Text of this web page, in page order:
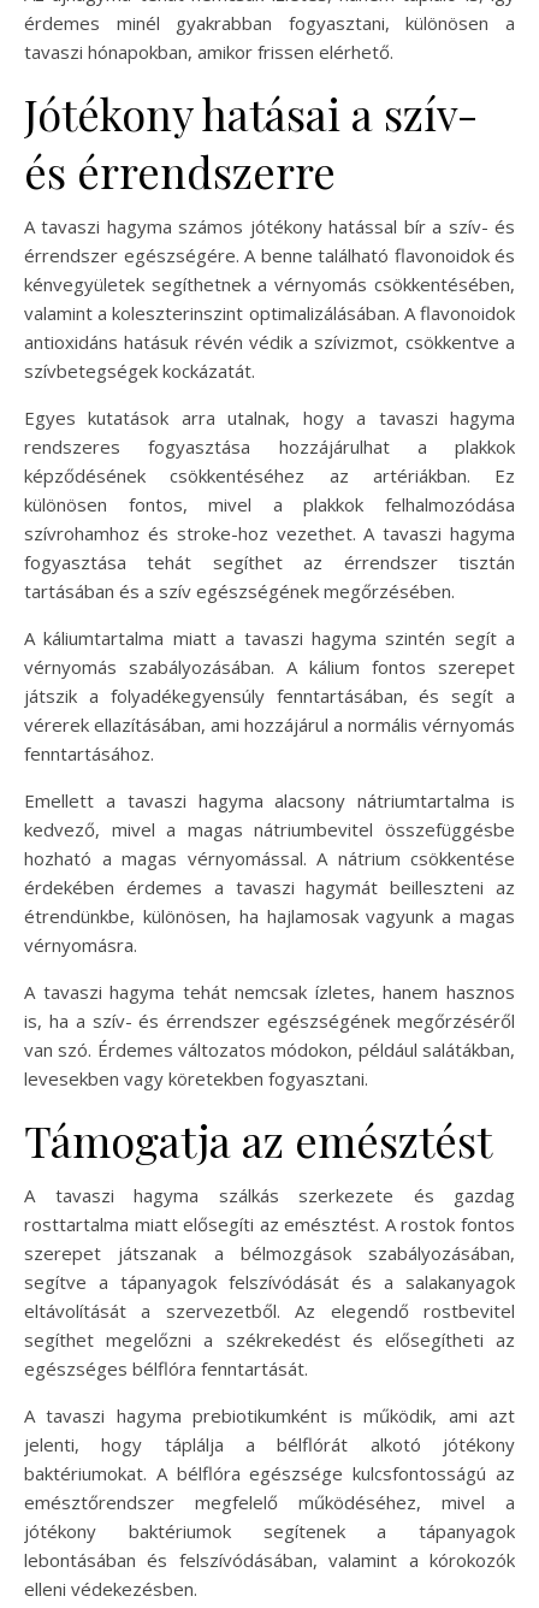
érdemes minél gyakrabban fogyasztani, különösen a
tavaszi hónapokban, amikor frissen elérhető.
Jótékony hatásai a szív-
és érrendszerre
A tavaszi hagyma számos jótékony hatással bír a szív- és
érrendszer egészségére. A benne található flavonoidok és
kénvegyületek segíthetnek a vérnyomás csökkentésében,
valamint a koleszterinszint optimalizálásában. A flavonoidok
antioxidáns hatásuk révén védik a szívizmot, csökkentve a
szívbetegségek kockázatát.
Egyes kutatások arra utalnak, hogy a tavaszi hagyma
rendszeres fogyasztása hozzájárulhat a plakkok
képződésének csökkentéséhez az artériákban. Ez
különösen fontos, mivel a plakkok felhalmozódása
szívrohamhoz és stroke-hoz vezethet. A tavaszi hagyma
fogyasztása tehát segíthet az érrendszer tisztán
tartásában és a szív egészségének megőrzésében.
A káliumtartalma miatt a tavaszi hagyma szintén segít a
vérnyomás szabályozásában. A kálium fontos szerepet
játszik a folyadékegyensúly fenntartásában, és segít a
vérerek ellazításában, ami hozzájárul a normális vérnyomás
fenntartásához.
Emellett a tavaszi hagyma alacsony nátriumtartalma is
kedvező, mivel a magas nátriumbevitel összefüggésbe
hozható a magas vérnyomással. A nátrium csökkentése
érdekében érdemes a tavaszi hagymát beilleszteni az
étrendünkbe, különösen, ha hajlamosak vagyunk a magas
vérnyomásra.
A tavaszi hagyma tehát nemcsak ízletes, hanem hasznos
is, ha a szív- és érrendszer egészségének megőrzéséről
van szó. Érdemes változatos módokon, például salátákban,
levesekben vagy köretekben fogyasztani.
Támogatja az emésztést
A tavaszi hagyma szálkás szerkezete és gazdag
rosttartalma miatt elősegíti az emésztést. A rostok fontos
szerepet játszanak a bélmozgások szabályozásában,
segítve a tápanyagok felszívódását és a salakanyagok
eltávolítását a szervezetből. Az elegendő rostbevitel
segíthet megelőzni a székrekedést és elősegítheti az
egészséges bélflóra fenntartását.
A tavaszi hagyma prebiotikumként is működik, ami azt
jelenti, hogy táplálja a bélflórát alkotó jótékony
baktériumokat. A bélflóra egészsége kulcsfontosságú az
emésztőrendszer megfelelő működéséhez, mivel a
jótékony baktériumok segítenek a tápanyagok
lebontásában és felszívódásában, valamint a kórokozók
elleni védekezésben.